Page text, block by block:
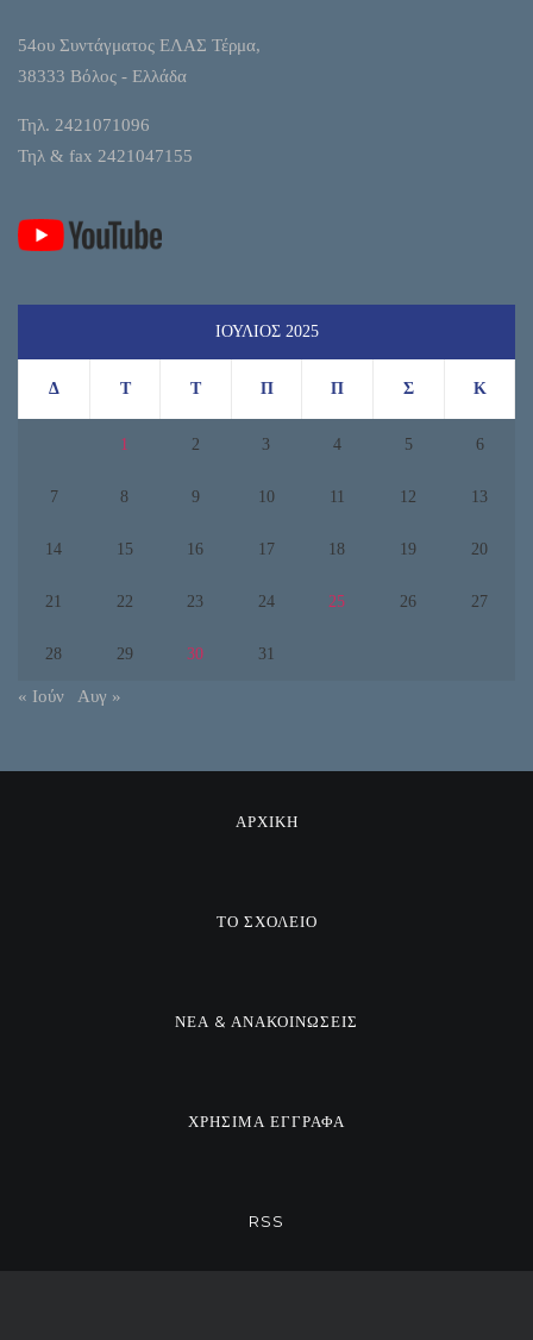
54ου Συντάγματος ΕΛΑΣ Τέρμα,
38333 Βόλος - Ελλάδα
Τηλ. 2421071096
Τηλ & fax 2421047155
ΙΟΎΛΙΟΣ 2025
Δ Τ Τ Π Π Σ Κ
1 2 3 4 5 6
7 8 9 10 11 12 13
14 15 16 17 18 19 20
21 22 23 24 25 26 27
28 29 30 31
« Ιούν Αυγ »
ΑΡΧΙΚΗ
ΤΟ ΣΧΟΛΕΙΟ
ΝΕΑ & ΑΝΑΚΟΙΝΩΣΕΙΣ
ΧΡΗΣΙΜΑ ΕΓΓΡΑΦΑ
RSS